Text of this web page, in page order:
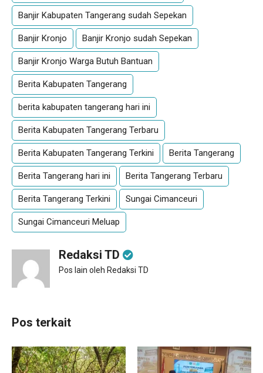
Banjir Kabupaten Tangerang sudah Sepekan
Banjir Kronjo Banjir Kronjo sudah Sepekan
Banjir Kronjo Warga Butuh Bantuan
Berita Kabupaten Tangerang
berita kabupaten tangerang hari ini
Berita Kabupaten Tangerang Terbaru
Berita Kabupaten Tangerang Terkini Berita Tangerang
Berita Tangerang hari ini Berita Tangerang Terbaru
Berita Tangerang Terkini Sungai Cimanceuri
Sungai Cimanceuri Meluap
Redaksi TD
Pos lain oleh Redaksi TD
Pos terkait